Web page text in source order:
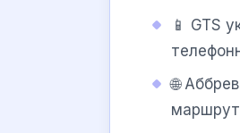
📱 GTS
🌐